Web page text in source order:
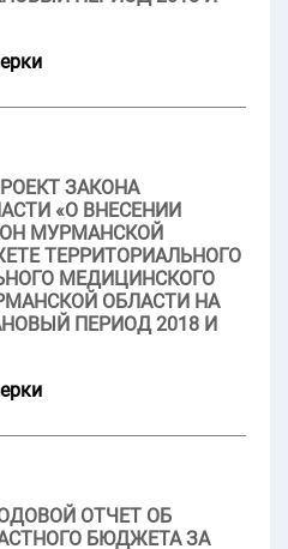
ЗАКОНА
«О ВНЕСЕНИИ
МУРМАНСКОЙ
ТЕРРИТОРИАЛЬНОГО
МЕДИЦИНСКОГО
ОБЛАСТИ НА
ПЕРИОД 2018 И
ОТЧЕТ ОБ
БЮДЖЕТА ЗА